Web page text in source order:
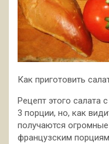
Как приготовить
Рецепт этого салата
3 порции, но, как
получаются
французским